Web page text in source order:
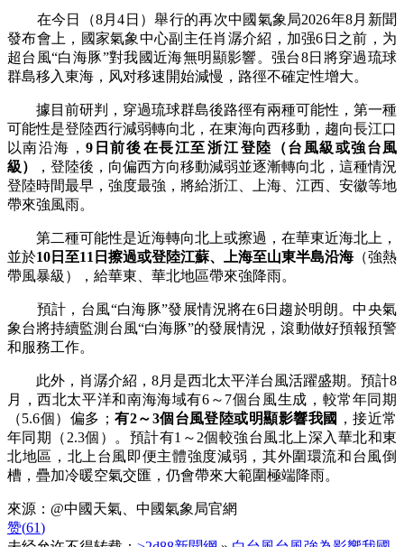
在今日（8月4日）舉行的再次中國氣象局2026年8月新聞
發布會上，國家氣象中心副主任肖潺介紹，加强6日之前，为
超台風“白海豚”對我國近海無明顯影響。强台8日將穿過琉球
群島移入東海，风对移速開始減慢，路徑不確定性增大。
據目前研判，穿過琉球群島後路徑有兩種可能性，第一種
可能性是登陸西行減弱轉向北‌，在東海向西移動，趨向長江口
以南沿海，‌9日前後‌在長江至‌浙江‌登陸（台風級或強台風
級）
，登陸後，向偏西方向移動減弱並逐漸轉向北，這種情況
登陸時間最早，強度最強，將給浙江、上海、江西、安徽等地
帶來強風雨。
第二種可能性是近海轉向北上或擦過，在華東近海北上，
並於10日至11日擦過或登陸‌江蘇、上海至山東半島‌沿海（強熱
帶風暴級），給華東、華北地區帶來強降雨。
預計，台風“白海豚”發展情況將在6日趨於明朗。中央氣
象台將持續監測台風“白海豚”的發展情況，滾動做好預報預警
和服務工作。
此外，肖潺介紹，8月是西北太平洋台風活躍盛期。預計8
月，西北太平洋和南海海域有6～7個台風生成，較常年同期
（5.6個）偏多； 有2～3個台風登陸或明顯影響我國 ，接近常
年同期（2.3個）。預計有1～2個較強台風北上深入華北和東
北地區，北上台風即便主體強度減弱，其外圍環流和台風倒
槽，疊加冷暖空氣交匯，仍會帶來大範圍極端降雨。
來源：@中國天氣、中國氣象局官網
赞(61)